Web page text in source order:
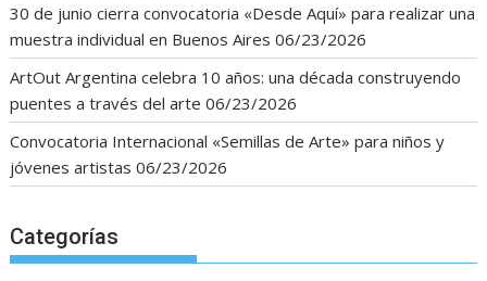
30 de junio cierra convocatoria «Desde Aquí» para realizar una
muestra individual en Buenos Aires 06/23/2026
ArtOut Argentina celebra 10 años: una década construyendo
puentes a través del arte 06/23/2026
Convocatoria Internacional «Semillas de Arte» para niños y
jóvenes artistas 06/23/2026
Categorías